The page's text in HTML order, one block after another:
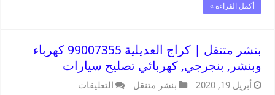
أكمل القراءة »
بنشر متنقل | كراج العديلية 99007355 كهرباء
وبنشر, بنجرجي, كهربائي تصليح سيارات
أبريل 19, 2020 بنشر متنقل التعليقات